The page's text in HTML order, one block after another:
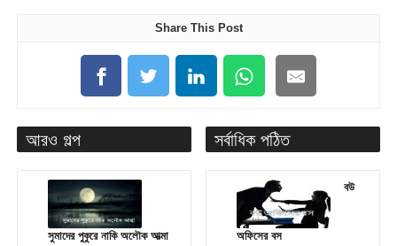
Share This Post
আরও গল্প
সুমাদের পুকুরে নাকি অলৌক আত্মা
সর্বাধিক পঠিত
বউ
অফিসের বস